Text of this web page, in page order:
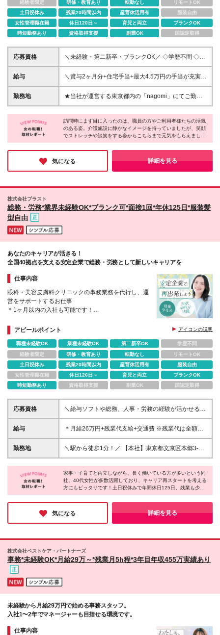
経験者限定 研修・教育あり 転勤なし
リモートOK
土日祝休み
残業20時間以内 産育休活用有
服装自由
女性管理職在籍
休日120日～ 育児と両立
ブランクOK
時短勤務あり
資格取得支援 副業OK 国認定取得
応募資格
＼未経験・第二新卒・ブランクOK／ ◇学歴不問 ◇普
通自動車免許(AT限定可)をお持ちの方 【こんな方はぜ
ひご応募ください】 ◎未経験から資格取得し、スキ
たい ◎安定して長く働きたい
給与
＼賞与2ヶ月分+住宅手当+最大4.5万円の手当が充実！
／ ★月給24万5000円～27万円＋賞与年2回＋各種手
当 ※上記月給に固定残業代（月3万2184円～/16h）含
む ※試用期間6ヵ月（期間中の雇用形態・待遇の差異
はありません） ★充実の各種手当 ・資格等級手当
（月5,000～20,000円）※社会福祉主事／介護福祉士
勤務地
★当社が運営する東京都内の「nagomi」にてご勤務
いただきます！ 本社：東京都豊島区南池袋2-16-4 SK
ビル3階 ◆千川店：東京都豊島区千川1-9-12 ◆椎名町
店：東京都豊島区長崎1-11-11 ◆光が丘店：東京都練
馬区田柄3-16-19 ◆徳丸店：東京都板橋区徳丸1-26-
14 ◆井荻店：東京都練馬区南田中4-1-18 ◆西東京
店：東京都西東京市北町5丁目4番30号 ◆成城店：東
京都世田谷区砧5-1-18 ◆豪徳寺店：東京都世田谷区
都江東区森下5-12-6 ※勤務地はご自宅からの距離など
も考慮し、相談の上で決定します ※新規出店に伴う店
訪問時にまず目に入ったのは、職員の方やご利用者様たちの活気
のある姿。介護施設に静かなイメージを持っていましたが、笑顔
でストレッチや談笑をする姿からこちらまで元気をもらえまし
た。そんな同社では未経験者が多く、お互いに協力し合うフラッ
トな風土があるんだとか。実際に職員同士アイコンタクトや声の
掛け合いで連携を取ってる姿が見られ、チームワークの強さを実
感。新人の方も安心して始められる環境だと思いました！
気になる 詳細を見る
株式会社ブラスト
総務・労務*業界未経験OK*ブランク可*面接1回*年休125日*服装髪
型自由
あなたのキャリアが活きる！
全国40拠点を支える安定企業で総務・労務として新しいキャリアを
仕事内容
眼科・美容皮膚科クリニックの事務業務を代行し、運
営をサポートするお仕事
＊1ヶ月以内の入社も可能です！
＊30代～40代の社員が多数活躍中
アピールポイント アイコンの説明
職種未経験OK 業種未経験OK 第二新卒OK
学歴不問
経験者限定
研修・教育あり 転勤なし
リモートOK
土日祝休み
残業20時間以内 産育休活用有
服装自由
女性管理職在籍
休日120日～ 育児と両立
ブランクOK
時短勤務あり
資格取得支援 副業OK 国認定取得
応募資格
＼給与ソフトや総務、人事・労務の経験が活かせる！
／ ＊高卒以上 ＊ブランクある方も可能 ＊30～40代活
躍 ★医療業界のご経験は不問です！ ★人事・労務の
給与
＊月給26万円+残業代支給+交通費 ※残業代は全額支
給します。 ※試用期間3ヶ月（期間中の待遇に差異は
ありません。）
勤務地
＼駅から徒歩1分！／ 【本社】東京都文京区本郷3-
34-3 本郷第一ビル5階 (変更の範囲)上記を除く当社
関連勤務地
家事・子育てと両立しながら、長く働いている方が多いという同
社。40代女性が多数活躍しており、キャリア再スタートを考える
方にもピッタリです！土日祝休みで年間休日125日、残業も少な
め、実働7時間という働き方なら、ライフバランスを崩さずに仕
事に取り組めるでしょう。全国40拠点のクリニックを支える重要
な仕事で、眠っていたスキルを再び輝かせるチャンス。医療業界
未経験でも安心の職場環境だと感じました！
気になる 詳細を見る
株式会社ベストケア・パートナーズ
事務*未経験OK*月給29万～*残業月5h程*3年目年収455万実績あり
未経験から月給29万円で始める事務スタッフ。
入社1〜2年でマネージャーも目指せる環境です。
仕事内容